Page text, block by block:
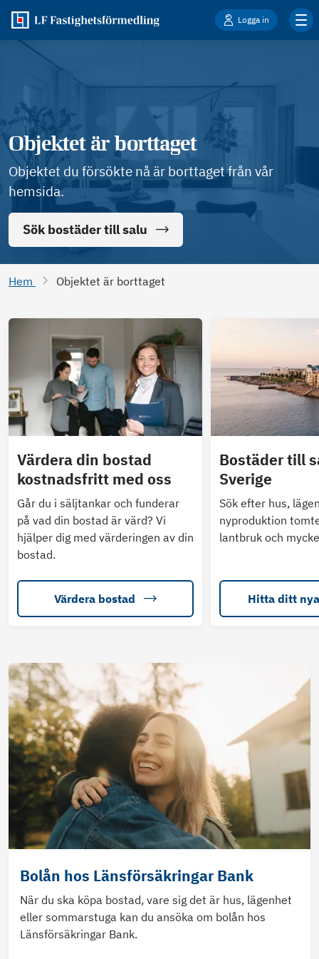
Logga in
Objektet är borttaget
Objektet du försökte nå är borttaget från vår
hemsida.
Sök bostäder till salu
Hem Objektet är borttaget
Värdera din bostad
kostnadsfritt med oss
Går du i säljtankar och funderar
på vad din bostad är värd? Vi
hjälper dig med värderingen av din
bostad.
Värdera bostad
Bostäder till
Sverige
Sök efter hus,
nyproduktion
lantbruk och
Hitta ditt
Bolån hos Länsförsäkringar Bank
När du ska köpa bostad, vare sig det är hus, lägenhet
eller sommarstuga kan du ansöka om bolån hos
Länsförsäkringar Bank.